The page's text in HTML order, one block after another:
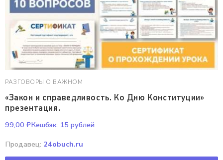
РАЗГОВОРЫ О ВАЖНОМ
«Закон и справедливость. Ко Дню Конституции»
презентация.
99,00 ₽Кешбэк: 15 рублей
Продавец: 24obuch.ru